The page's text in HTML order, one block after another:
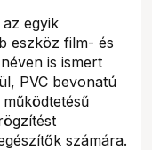
egyik
eszköz film- és
is ismert
PVC bevonatú
számára.